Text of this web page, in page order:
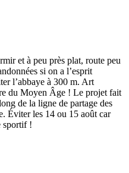
et à peu près plat, route peu
si on a l’esprit
l’abbaye à 300 m. Art
du Moyen Âge ! Le projet fait
de la ligne de partage des
Éviter les 14 ou 15 août car
sportif !